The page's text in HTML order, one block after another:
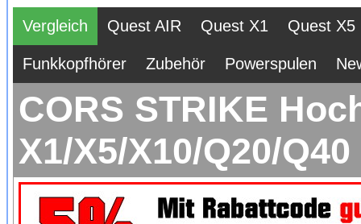
Vergleich Quest AIR Quest X1 Quest X5
Funkkopfhörer Zubehör Powerspulen
CORS STRIKE
X1/X5/X10/Q20/Q40